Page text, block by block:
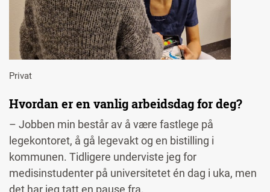
Privat
Hvordan er en vanlig arbeidsdag for deg?
– Jobben min består av å være fastlege på
legekontoret, å gå legevakt og en bistilling i
kommunen. Tidligere underviste jeg for
medisinstudenter på universitetet én dag i uka, men
det har jeg tatt en pause fra.